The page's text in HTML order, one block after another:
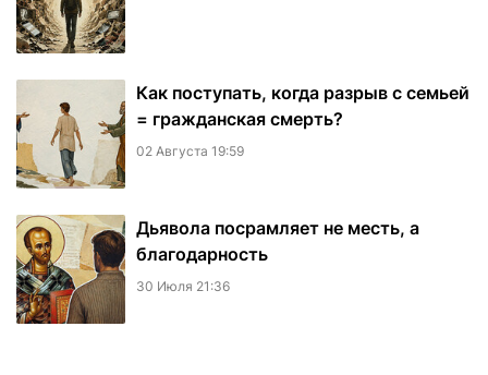
Как поступать, когда разрыв с семьей
= гражданская смерть?
02 Августа 19:59
Дьявола посрамляет не месть, а
благодарность
30 Июля 21:36